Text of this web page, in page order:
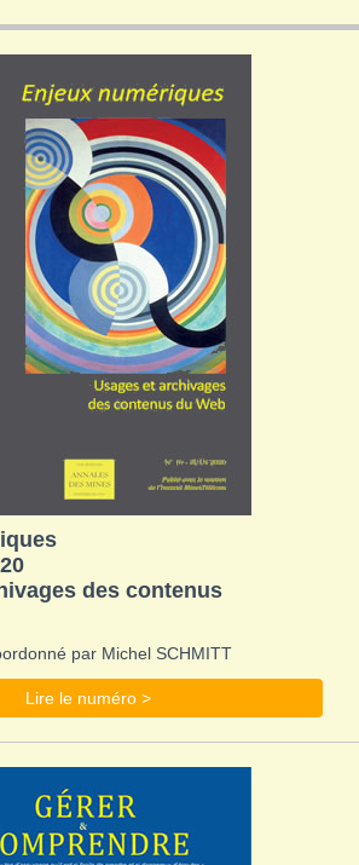
des contenus
par Michel SCHMITT
Lire le numéro >